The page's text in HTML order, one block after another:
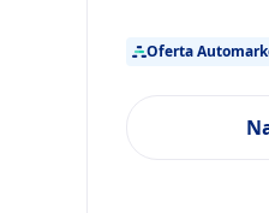
Oferta